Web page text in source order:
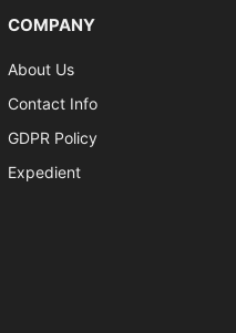
COMPANY
About Us
Contact Info
GDPR Policy
Expedient